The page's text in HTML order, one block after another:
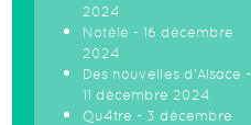
2024
Notélé - 16 décembre
2024
Des nouvelles d'Alsace -
11 décembre 2024
Qu4tre - 3 décembre